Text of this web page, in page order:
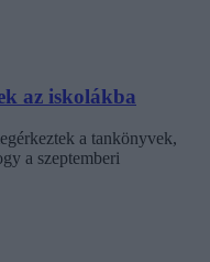
az iskolákba
a tankönyvek,
a szeptemberi